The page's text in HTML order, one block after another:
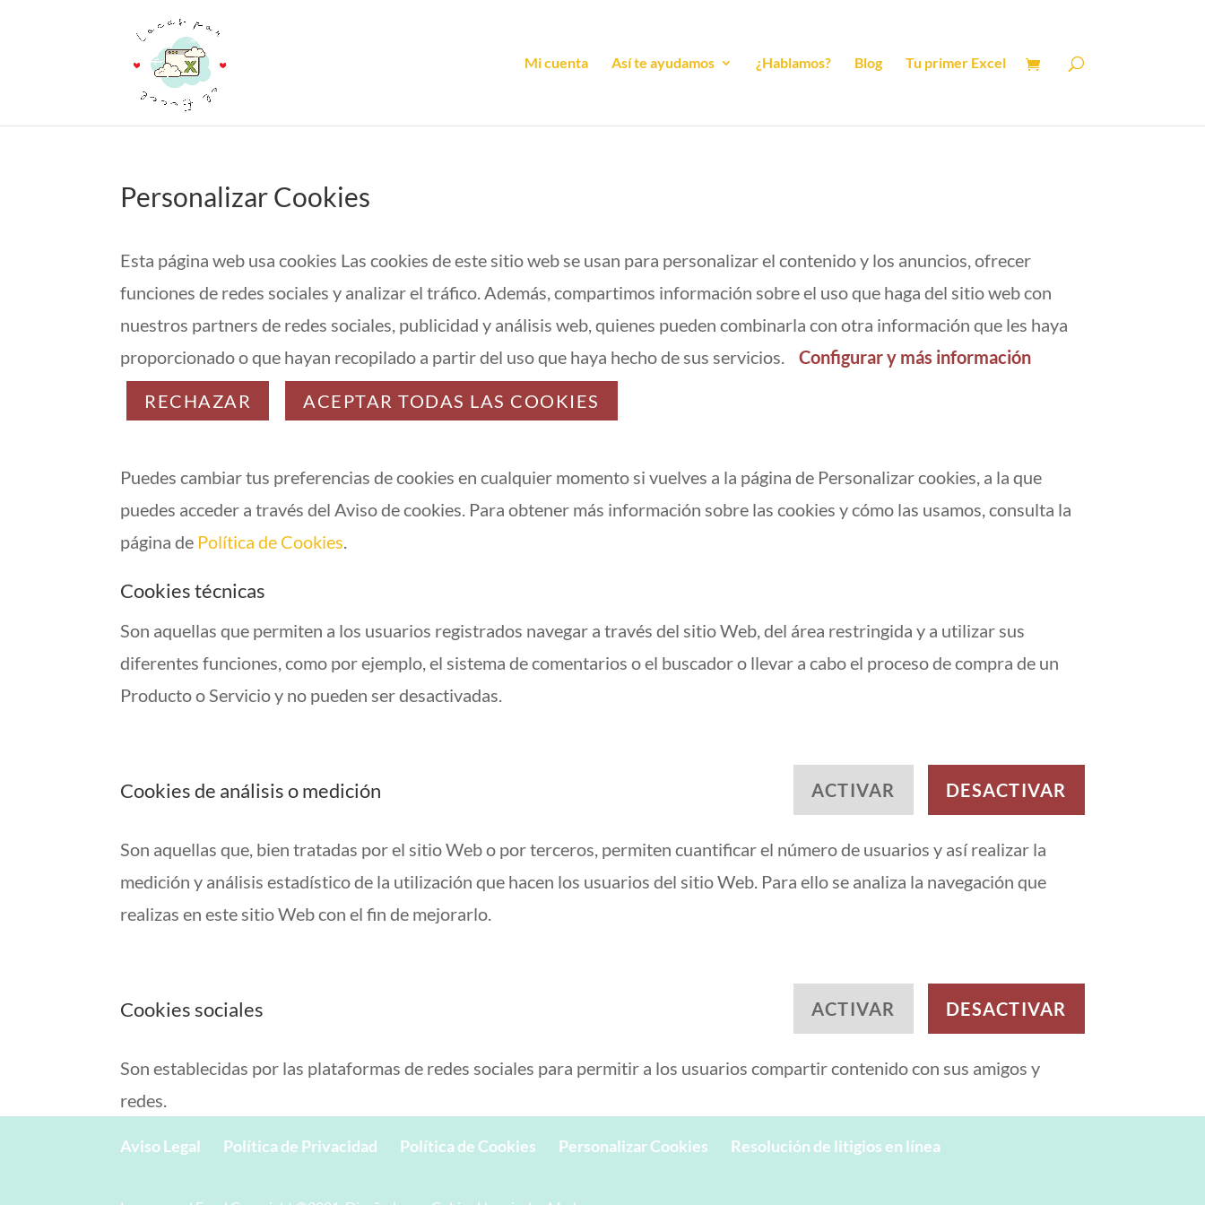
Mi cuenta Así te ayudamos ¿Hablamos? Blog Tu primer Excel
Personalizar Cookies
Esta página web usa cookies Las cookies de este sitio web se usan para personalizar el contenido y los anuncios, ofrecer
funciones de redes sociales y analizar el tráfico. Además, compartimos información sobre el uso que haga del sitio web con
nuestros partners de redes sociales, publicidad y análisis web, quienes pueden combinarla con otra información que les haya
proporcionado o que hayan recopilado a partir del uso que haya hecho de sus servicios.Configurar y más información
RECHAZAR ACEPTAR TODAS LAS COOKIES
Puedes cambiar tus preferencias de cookies en cualquier momento si vuelves a la página de Personalizar cookies, a la que
puedes acceder a través del Aviso de cookies. Para obtener más información sobre las cookies y cómo las usamos, consulta la
página de Política de Cookies.
Cookies técnicas
Son aquellas que permiten a los usuarios registrados navegar a través del sitio Web, del área restringida y a utilizar sus
diferentes funciones, como por ejemplo, el sistema de comentarios o el buscador o llevar a cabo el proceso de compra de un
Producto o Servicio y no pueden ser desactivadas.
Cookies de análisis o medición ACTIVAR DESACTIVAR
Son aquellas que, bien tratadas por el sitio Web o por terceros, permiten cuantificar el número de usuarios y así realizar la
medición y análisis estadístico de la utilización que hacen los usuarios del sitio Web. Para ello se analiza la navegación que
realizas en este sitio Web con el fin de mejorarlo.
Cookies sociales ACTIVAR DESACTIVAR
Son establecidas por las plataformas de redes sociales para permitir a los usuarios compartir contenido con sus amigos y
redes.
Aviso Legal Política de Privacidad Política de Cookies Personalizar Cookies Resolución de litigios en línea